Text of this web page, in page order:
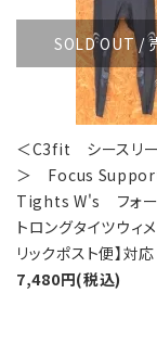
SOLD OUT /
＜C3fit シースリー
＞ Focus
Tights W's フォー
トロングタイツウィ
リックポスト便】対応
7,480円(税込)